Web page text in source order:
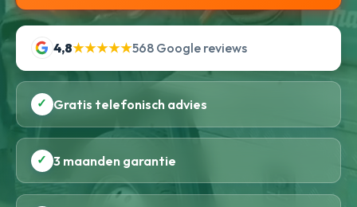
4,8★★★★★568 Google reviews
✓ Gratis telefonisch advies
✓ 3 maanden garantie